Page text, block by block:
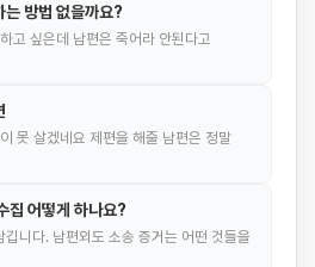
는 방법 없을까요?
고 싶은데 남편은 죽어라 안된다고
못 살겠네요 제편을 해줄 남편은 정말
집 어떻게 하나요?
니다. 남편외도 소송 증거는 어떤 것들을